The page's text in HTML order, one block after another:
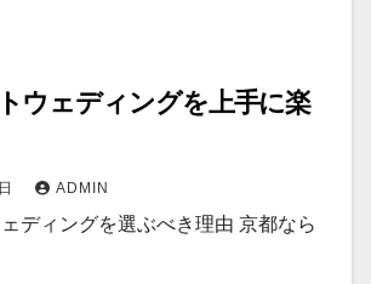
ウェディングを上手に楽
ADMIN
ディングを選ぶべき理由 京都なら